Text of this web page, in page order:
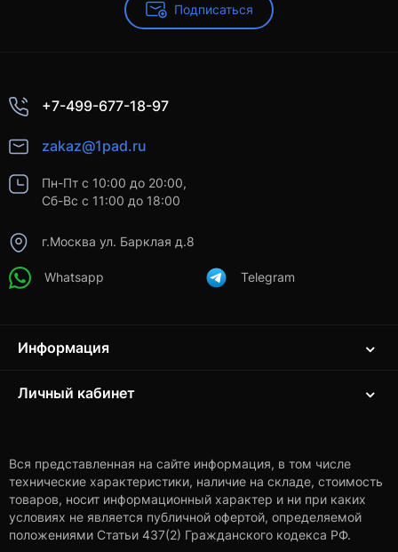
Подписаться
+7-499-677-18-97
zakaz@1pad.ru
Пн-Пт с 10:00 до 20:00,
Сб-Вс с 11:00 до 18:00
г.Москва ул. Барклая д.8
Whatsapp Telegram
Информация
Личный кабинет
Вся представленная на сайте информация, в том числе
технические характеристики, наличие на складе, стоимость
товаров, носит информационный характер и ни при каких
условиях не является публичной офертой, определяемой
положениями Статьи 437(2) Гражданского кодекса РФ.